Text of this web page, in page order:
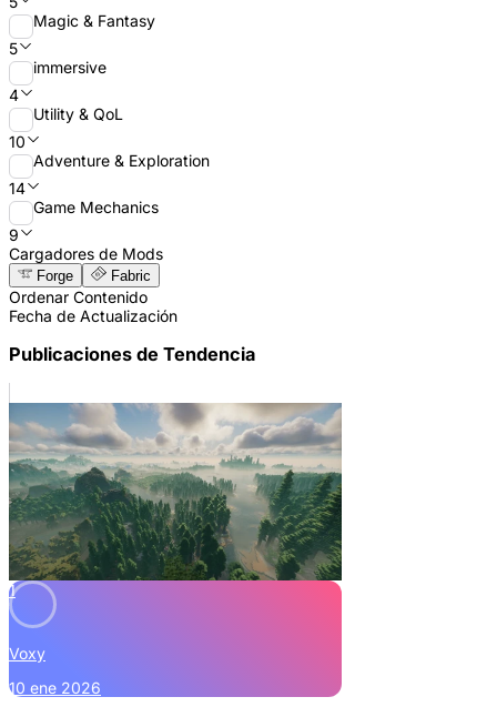
Magic & Fantasy
5
immersive
4
Utility & QoL
10
Adventure & Exploration
14
Game Mechanics
9
Cargadores de Mods
Forge Fabric
Ordenar Contenido
Fecha de Actualización
Publicaciones de Tendencia
1
Voxy
10 ene 2026